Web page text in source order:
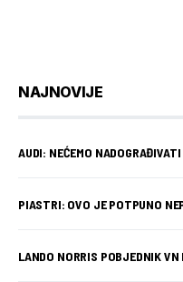
NAJNOVIJE
AUDI: NEĆEMO
PIASTRI: OVO JE POTPUNO
LANDO NORRIS POBJEDNIK VN